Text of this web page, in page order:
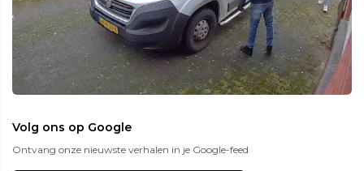
Volg ons op Google
Ontvang onze nieuwste verhalen in je Google-feed